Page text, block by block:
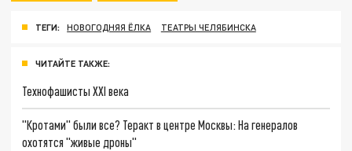
ТЕГИ: НОВОГОДНЯЯ ЁЛКА ТЕАТРЫ ЧЕЛЯБИНСКА
ЧИТАЙТЕ ТАКЖЕ:
Технофашисты XXI века
"Кротами" были все? Теракт в центре Москвы: На генералов
охотятся "живые дроны"